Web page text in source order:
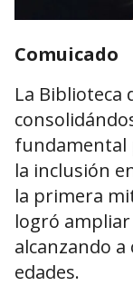
Comuicado
La Biblioteca
fundamental
la inclusión
la primera
logró
alcanzando a
edades.